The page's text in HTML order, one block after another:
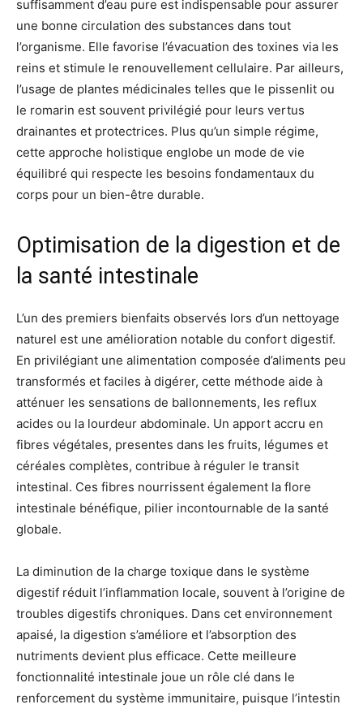
suffisamment d’eau pure est indispensable pour assurer
une bonne circulation des substances dans tout
l’organisme. Elle favorise l’évacuation des toxines via les
reins et stimule le renouvellement cellulaire. Par ailleurs,
l’usage de plantes médicinales telles que le pissenlit ou
le romarin est souvent privilégié pour leurs vertus
drainantes et protectrices. Plus qu’un simple régime,
cette approche holistique englobe un mode de vie
équilibré qui respecte les besoins fondamentaux du
corps pour un bien-être durable.
Optimisation de la digestion et de
la santé intestinale
L’un des premiers bienfaits observés lors d’un nettoyage
naturel est une amélioration notable du confort digestif.
En privilégiant une alimentation composée d’aliments peu
transformés et faciles à digérer, cette méthode aide à
atténuer les sensations de ballonnements, les reflux
acides ou la lourdeur abdominale. Un apport accru en
fibres végétales, presentes dans les fruits, légumes et
céréales complètes, contribue à réguler le transit
intestinal. Ces fibres nourrissent également la flore
intestinale bénéfique, pilier incontournable de la santé
globale.
La diminution de la charge toxique dans le système
digestif réduit l’inflammation locale, souvent à l’origine de
troubles digestifs chroniques. Dans cet environnement
apaisé, la digestion s’améliore et l’absorption des
nutriments devient plus efficace. Cette meilleure
fonctionnalité intestinale joue un rôle clé dans le
renforcement du système immunitaire, puisque l’intestin